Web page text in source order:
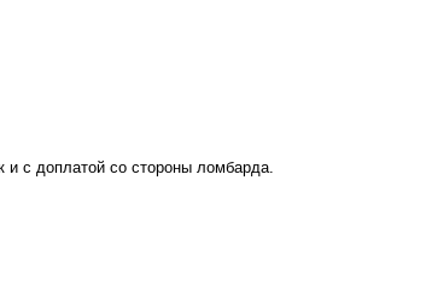
с доплатой со стороны ломбарда.